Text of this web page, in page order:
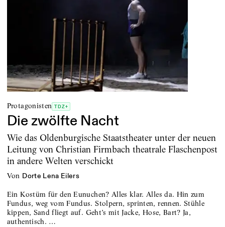
Protagonisten TDZ+
Die zwölfte Nacht
Wie das Oldenburgische Staatstheater unter der neuen
Leitung von Christian Firmbach theatrale Flaschenpost
in andere Welten verschickt
von Dorte Lena Eilers
Ein Kostüm für den Eunuchen? Alles klar. Alles da. Hin zum
Fundus, weg vom Fundus. Stolpern, sprinten, rennen. Stühle
kippen, Sand fliegt auf. Geht’s mit Jacke, Hose, Bart? Ja,
authentisch. …